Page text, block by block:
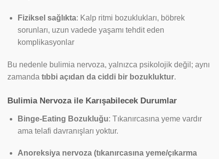
Fiziksel sağlıkta: Kalp ritmi bozuklukları, böbrek
sorunları, uzun vadede yaşamı tehdit eden
komplikasyonlar
Bu nedenle bulimia nervoza, yalnızca psikolojik değil; aynı
zamanda tıbbi açıdan da ciddi bir bozukluktur.
Bulimia Nervoza ile Karışabilecek Durumlar
Binge-Eating Bozukluğu: Tıkanırcasına yeme vardır
ama telafi davranışları yoktur.
Anoreksiya nervoza (tıkanırcasına yeme/çıkarma